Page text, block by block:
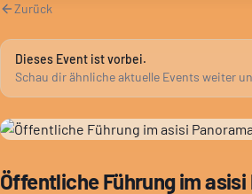
Zurück
Dieses Event ist vorbei.
Schau dir ähnliche aktuelle Events weiter
Öffentliche Führung im